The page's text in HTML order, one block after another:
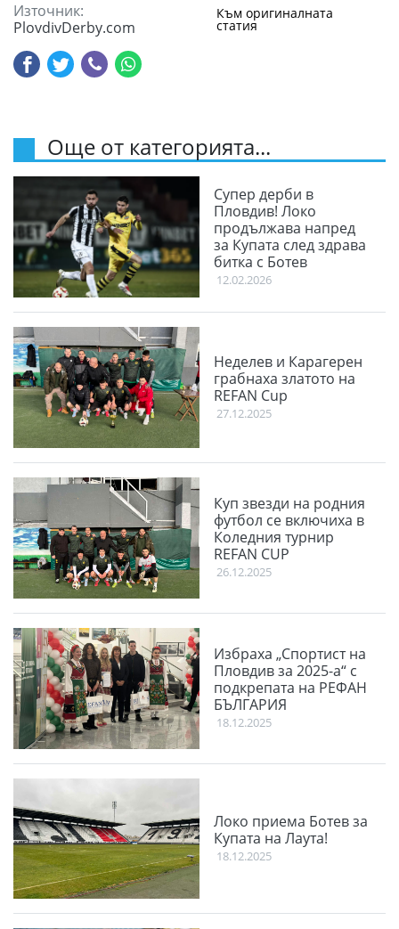
Източник:
PlovdivDerby.com
Към оригиналната
статия
Още от категорията...
Супер дерби в
Пловдив! Локо
продължава напред
за Купата след здрава
битка с Ботев
12.02.2026
Неделев и Карагерен
грабнаха златото на
REFAN Cup
27.12.2025
Куп звезди на родния
футбол се включиха в
Коледния турнир
REFAN CUP
26.12.2025
Избраха „Спортист на
Пловдив за 2025-а“ с
подкрепата на РЕФАН
БЪЛГАРИЯ
18.12.2025
Локо приема Ботев за
Купата на Лаута!
18.12.2025